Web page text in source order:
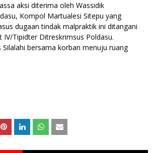
aksi diterima oleh Wassidik
Kompol Martualesi Sitepu yang
dugaan tindak malpraktik ini ditangani
IV/Tipidter Ditreskrimsus Poldasu.
Silalahi bersama korban menuju ruang